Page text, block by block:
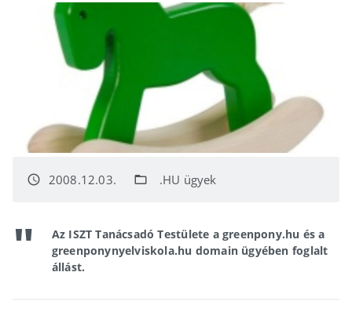
access_time 2008.12.03. folder_open .HU ügyek
Az ISZT Tanácsadó Testülete a greenpony.hu és a
greenponynyelviskola.hu domain ügyében foglalt
állást.